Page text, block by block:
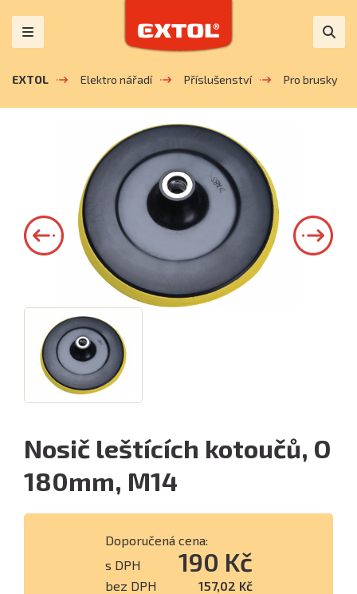
EXTOL Elektro nářadí Příslušenství Pro brusky
Nosič leštících kotoučů, O
180mm, M14
Doporučená cena:
s DPH
190 Kč
bez DPH 157,02 Kč